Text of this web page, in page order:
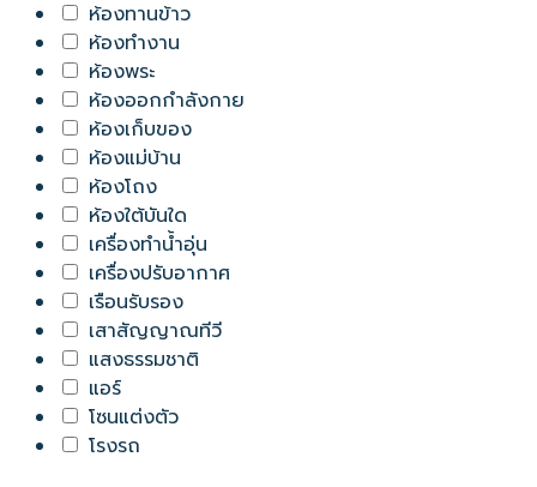
ห้องทานข้าว
ห้องทำงาน
ห้องพระ
ห้องออกกำลังกาย
ห้องเก็บของ
ห้องแม่บ้าน
ห้องโถง
ห้องใต้บันใด
เครื่องทำน้ำอุ่น
เครื่องปรับอากาศ
เรือนรับรอง
เสาสัญญาณทีวี
แสงธรรมชาติ
แอร์
โซนแต่งตัว
โรงรถ